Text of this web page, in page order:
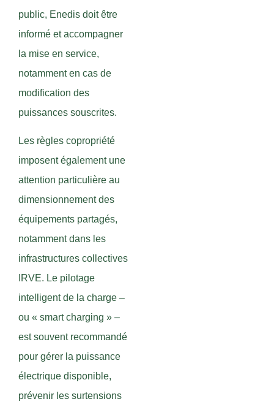
public, Enedis doit être
informé et accompagner
la mise en service,
notamment en cas de
modification des
puissances souscrites.
Les règles copropriété
imposent également une
attention particulière au
dimensionnement des
équipements partagés,
notamment dans les
infrastructures collectives
IRVE. Le pilotage
intelligent de la charge –
ou « smart charging » –
est souvent recommandé
pour gérer la puissance
électrique disponible,
prévenir les surtensions